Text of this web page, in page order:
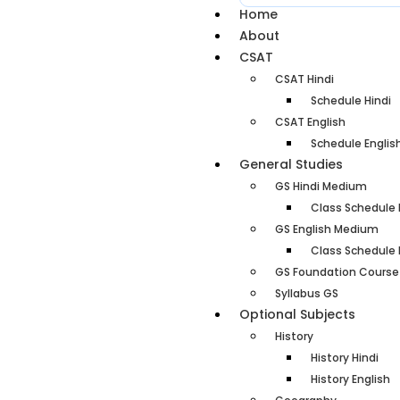
Home
About
CSAT
CSAT Hindi
Schedule Hindi
CSAT English
Schedule
General Studies
GS Hindi Medium
Class Schedule
GS English Medium
Class Schedule
GS Foundation Course
Syllabus GS
Optional Subjects
History
History Hindi
History English